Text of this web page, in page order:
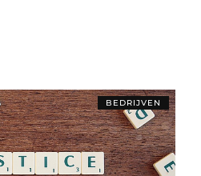
BEDRIJVEN